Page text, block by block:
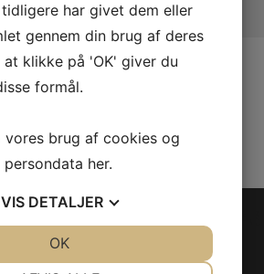
har givet dem eller
gennem din brug af deres
at klikke på 'OK' giver du
formål.
brug af cookies og
her.
VIS DETALJER
OK